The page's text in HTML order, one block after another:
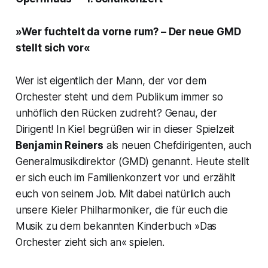
»Wer fuchtelt da vorne rum? – Der neue GMD
stellt sich vor«
Wer ist eigentlich der Mann, der vor dem
Orchester steht und dem Publikum immer so
unhöflich den Rücken zudreht? Genau, der
Dirigent! In Kiel begrüßen wir in dieser Spielzeit
Benjamin Reiners als neuen Chefdirigenten, auch
Generalmusikdirektor (GMD) genannt. Heute stellt
er sich euch im Familienkonzert vor und erzählt
euch von seinem Job. Mit dabei natürlich auch
unsere Kieler Philharmoniker, die für euch die
Musik zu dem bekannten Kinderbuch »Das
Orchester zieht sich an« spielen.